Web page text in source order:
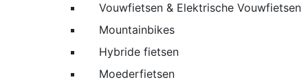
Vouwfietsen & Elektrische Vouwfietsen
Mountainbikes
Hybride fietsen
Moederfietsen